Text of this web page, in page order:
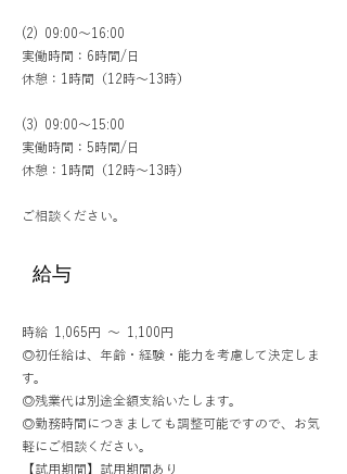
(2) 09:00～16:00
実働時間：6時間/日
休憩：1時間（12時～13時）
(3) 09:00～15:00
実働時間：5時間/日
休憩：1時間（12時～13時）
ご相談ください。
給与
時給 1,065円 ～ 1,100円
◎初任給は、年齢・経験・能力を考慮して決定しま
す。
◎残業代は別途全額支給いたします。
◎勤務時間につきましても調整可能ですので、お気
軽にご相談ください。
【試用期間】試用期間あり